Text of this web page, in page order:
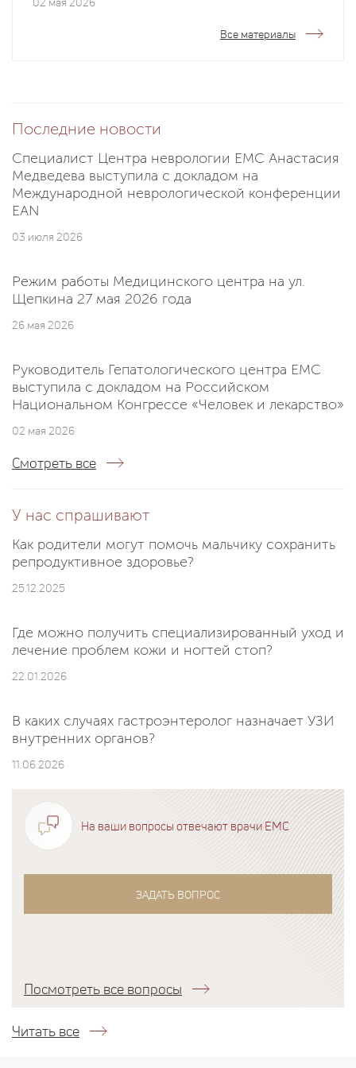
Все материалы
Последние новости
Специалист Центра неврологии EMC Анастасия
Медведева выступила с докладом на
Международной неврологической конференции
EAN
03 июля 2026
Режим работы Медицинского центра на ул.
Щепкина 27 мая 2026 года
26 мая 2026
Руководитель Гепатологического центра EMC
выступила с докладом на Российском
Национальном Конгрессе «Человек и лекарство»
02 мая 2026
Смотреть все
У нас спрашивают
Как родители могут помочь мальчику сохранить
репродуктивное здоровье?
25.12.2025
Где можно получить специализированный уход и
лечение проблем кожи и ногтей стоп?
22.01.2026
В каких случаях гастроэнтеролог назначает УЗИ
внутренних органов?
11.06.2026
На ваши вопросы отвечают врачи EMC
ЗАДАТЬ ВОПРОС
Посмотреть все вопросы
Читать все